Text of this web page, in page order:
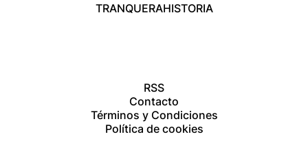
TRANQUERAHISTORIA
RSS
Contacto
Términos y Condiciones
Política de cookies